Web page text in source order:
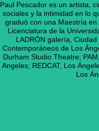
Paul Pescador es un artista,
sociales y la intimidad en lo
graduó con una Maestría
Licenciatura de la
LADRÓN galería,
Contemporáneos de Los
Durham Studio Theatre;
Angeles; REDCAT, Los
Los